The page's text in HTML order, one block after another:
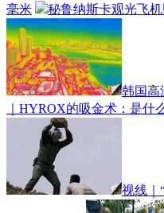
毫米
秘鲁纳斯卡观光飞
韩国高
｜HYROX的吸金术：是什
视线｜